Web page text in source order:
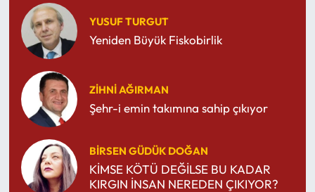
YUSUF TURGUT
Yeniden Büyük Fiskobirlik
ZIHNI AĞIRMAN
Şehr-i emin takımına sahip çıkıyor
BIRSEN GÜDÜK DOĞAN
KİMSE KÖTÜ DEĞİLSE BU KADAR
KIRGIN İNSAN NEREDEN ÇIKIYOR?